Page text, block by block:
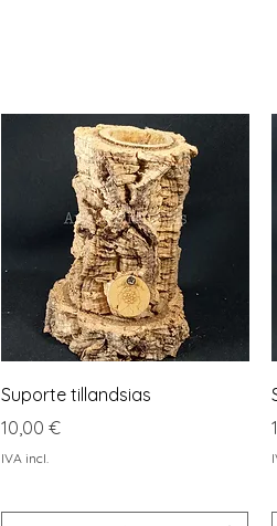
Visualização rápida
Suporte tillandsias
Preço
10,00 €
IVA incl.